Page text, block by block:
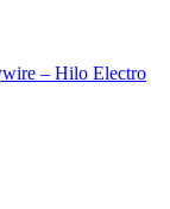
– Hilo Electro